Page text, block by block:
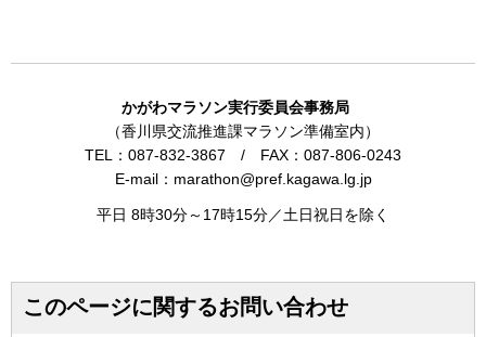
かがわマラソン実行委員会事務局
（香川県交流推進課マラソン準備室内）
TEL：087-832-3867 / FAX：087-806-0243
E-mail：marathon@pref.kagawa.lg.jp
平日 8時30分～17時15分／土日祝日を除く
このページに関するお問い合わせ